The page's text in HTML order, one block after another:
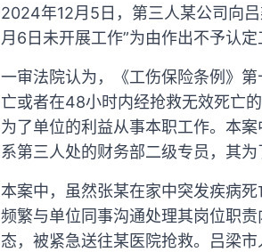
2024年12月5日，第三人某公司向
月6日未开展工作”为由作出不予认
一审法院认为，《工伤保险条例》
亡或者在48小时内经抢救无效死亡
为了单位的利益从事本职工作。本
系第三人处的财务部二级专员，其
本案中，虽然张某在家中突发疾病
频繁与单位同事沟通处理其岗位职
态，被紧急送往某医院抢救。吕梁